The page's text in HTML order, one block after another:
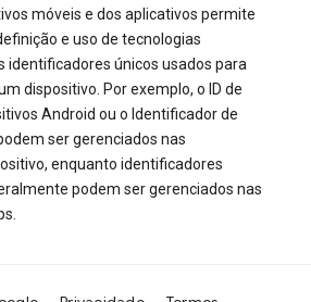
móveis e dos aplicativos permite
e uso de tecnologias
identificadores únicos usados para
dispositivo. Por exemplo, o ID de
Android ou o Identificador de
ser gerenciados nas
enquanto identificadores
podem ser gerenciados nas